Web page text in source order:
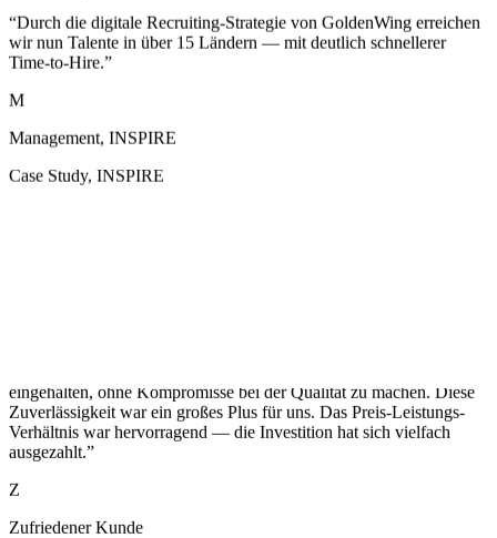
Time-to-Hire.”
M
Management, INSPIRE
Case Study,INSPIRE
“GoldenWing hat unsere Erwartungen übertroffen! Ihre Expertise in
Sichtbarkeit enorm verbessert.
Verhältnis war hervorragend — die Investition hat sich vielfach
ausgezahlt.”
Z
Zufriedener Kunde
DesignRush Review